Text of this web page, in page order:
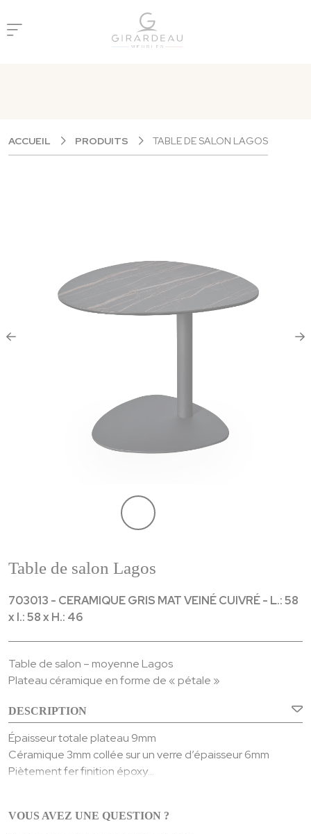
ACCUEIL PRODUITS TABLE DE SALON LAGOS
Table de salon Lagos
703013 - CERAMIQUE GRIS MAT VEINÉ CUIVRÉ - L.: 58
x l.: 58 x H.: 46
Table de salon – moyenne Lagos
Plateau céramique en forme de « pétale »
DESCRIPTION
Épaisseur totale plateau 9mm
Céramique 3mm collée sur un verre d’épaisseur 6mm
Piètement fer finition époxy
VOUS AVEZ UNE QUESTION ?